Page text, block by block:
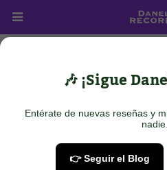
USAP - The Key
August 25, 2025
🎶 ¡Sigue
Entérate de nuevas reseñas y
nadie.
👉 Seguir el Blog